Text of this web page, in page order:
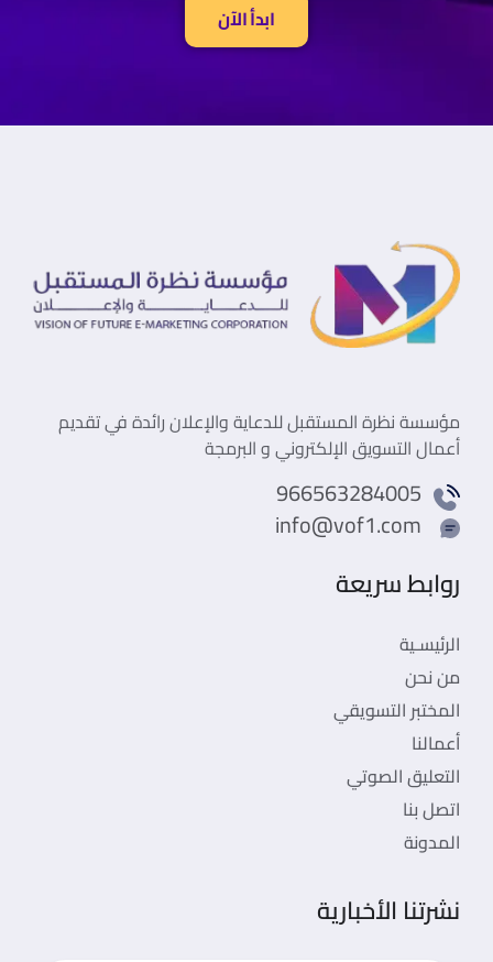
ابدأ الآن
مؤسسة نظرة المستقبل للدعاية والإعلان رائدة في تقديم
أعمال التسويق الإلكتروني و البرمجة
966563284005
info@vof1.com
روابط سريعة
الرئيسـية
من نحن
المختبر التسويقي
أعمالنا
التعليق الصوتي
اتصل بنا
المدونة
نشرتنا الأخبارية